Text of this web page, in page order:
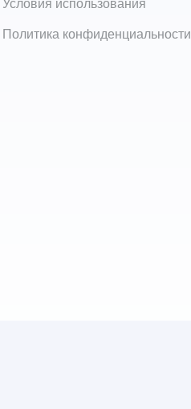
Условия использования
Политика конфиденциальности